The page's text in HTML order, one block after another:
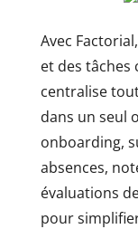
Avec
et des tâches
centralise
dans un seul
onboarding,
absences,
évaluations
pour